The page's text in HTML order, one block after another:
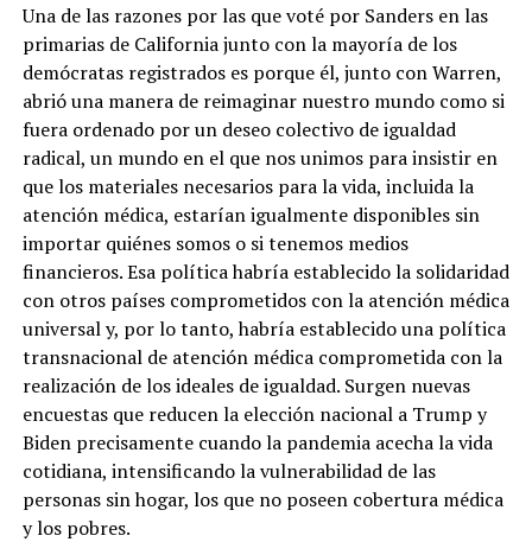
Una de las razones por las que voté por Sanders en las
primarias de California junto con la mayoría de los
demócratas registrados es porque él, junto con Warren,
abrió una manera de reimaginar nuestro mundo como si
fuera ordenado por un deseo colectivo de igualdad
radical, un mundo en el que nos unimos para insistir en
que los materiales necesarios para la vida, incluida la
atención médica, estarían igualmente disponibles sin
importar quiénes somos o si tenemos medios
financieros. Esa política habría establecido la solidaridad
con otros países comprometidos con la atención médica
universal y, por lo tanto, habría establecido una política
transnacional de atención médica comprometida con la
realización de los ideales de igualdad. Surgen nuevas
encuestas que reducen la elección nacional a Trump y
Biden precisamente cuando la pandemia acecha la vida
cotidiana, intensificando la vulnerabilidad de las
personas sin hogar, los que no poseen cobertura médica
y los pobres.